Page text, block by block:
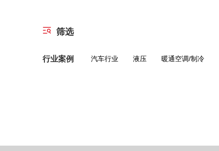
筛选
行业案例 汽车行业 液压 暖通空调/制冷